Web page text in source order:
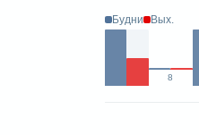
Будни Вых.
8